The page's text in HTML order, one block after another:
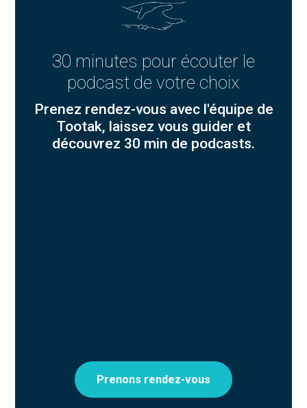
30 minutes pour écouter le
podcast de votre choix
Prenez rendez-vous avec l'équipe de
Tootak, laissez vous guider et
découvrez 30 min de podcasts.
Prenons rendez-vous